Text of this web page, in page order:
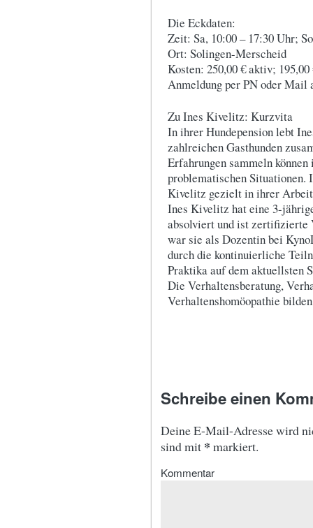
Die Eckdaten:
Zeit: Sa, 10:00 – 17:30 Uhr;
Ort: Solingen-Merscheid
Kosten: 250,00 € aktiv; 195,00
Anmeldung per PN oder Mail
Zu Ines Kivelitz: Kurzvita
In ihrer Hundepension lebt
zahlreichen Gasthunden
Erfahrungen sammeln
problematischen Situationen.
Kivelitz gezielt in ihrer Arbeit
Ines Kivelitz hat eine 3-
absolviert und ist zertifizierte
war sie als Dozentin bei
durch die kontinuierliche
Praktika auf dem aktuellsten
Die Verhaltensberatung,
Verhaltenshomöopathie
Schreibe einen
Deine E-Mail-Adresse wird
sind mit * markiert.
Kommentar